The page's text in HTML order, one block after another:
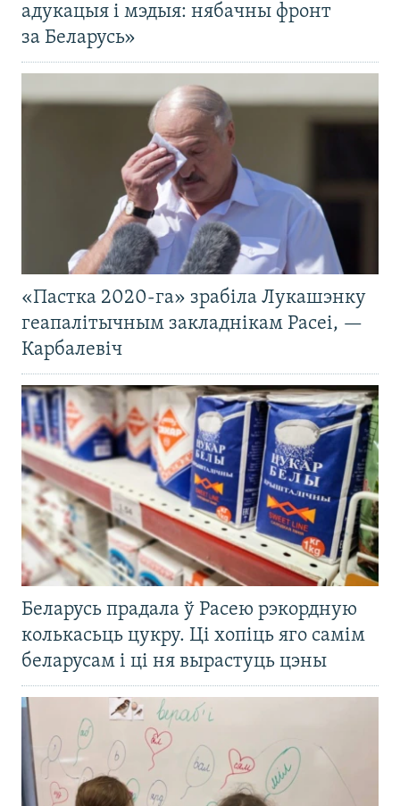
адукацыя і мэдыя: нябачны фронт
за Беларусь»
«Пастка 2020-га» зрабіла Лукашэнку
геапалітычным закладнікам Расеі, —
Карбалевіч
Беларусь прадала ў Расею рэкордную
колькасьць цукру. Ці хопіць яго самім
беларусам і ці ня вырастуць цэны